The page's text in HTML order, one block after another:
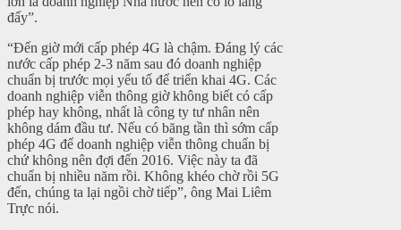
đấy”.
“Đến giờ mới cấp phép 4G là chậm. Đáng lý các
nước cấp phép 2-3 năm sau đó doanh nghiệp
chuẩn bị trước mọi yếu tố để triển khai 4G. Các
doanh nghiệp viễn thông giờ không biết có cấp
phép hay không, nhất là công ty tư nhân nên
không dám đầu tư. Nếu có băng tần thì sớm cấp
phép 4G để doanh nghiệp viễn thông chuẩn bị
chứ không nên đợi đến 2016. Việc này ta đã
chuẩn bị nhiều năm rồi. Không khéo chờ rồi 5G
đến, chúng ta lại ngồi chờ tiếp”, ông Mai Liêm
Trực nói.